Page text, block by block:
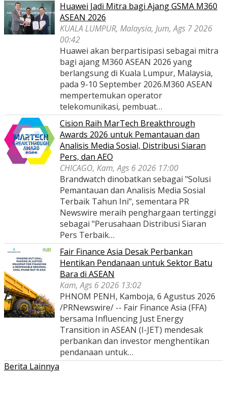
Huawei Jadi Mitra bagi Ajang GSMA M360
ASEAN 2026
KUALA LUMPUR, Malaysia, Jum, Ags 7 2026
00:42
Huawei akan berpartisipasi sebagai mitra
bagi ajang M360 ASEAN 2026 yang
berlangsung di Kuala Lumpur, Malaysia,
pada 9-10 September 2026.M360 ASEAN
mempertemukan operator
telekomunikasi, pembuat…
Cision Raih MarTech Breakthrough
Awards 2026 untuk Pemantauan dan
Analisis Media Sosial, Distribusi Siaran
Pers, dan AEO
CHICAGO, Kam, Ags 6 2026 17:00
Brandwatch dinobatkan sebagai "Solusi
Pemantauan dan Analisis Media Sosial
Terbaik Tahun Ini", sementara PR
Newswire meraih penghargaan tertinggi
sebagai "Perusahaan Distribusi Siaran
Pers Terbaik…
Fair Finance Asia Desak Perbankan
Hentikan Pendanaan untuk Sektor Batu
Bara di ASEAN
Kam, Ags 6 2026 13:02
PHNOM PENH, Kamboja, 6 Agustus 2026
/PRNewswire/ -- Fair Finance Asia (FFA)
bersama Influencing Just Energy
Transition in ASEAN (I-JET) mendesak
perbankan dan investor menghentikan
pendanaan untuk…
Berita Lainnya